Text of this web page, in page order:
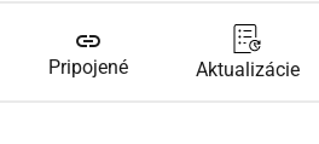
link
Pripojené Aktualizácie